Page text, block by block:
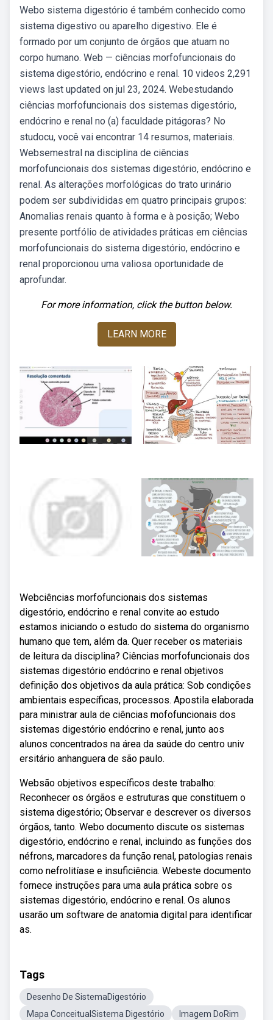
Webo sistema digestório é também conhecido como
sistema digestivo ou aparelho digestivo. Ele é
formado por um conjunto de órgãos que atuam no
corpo humano. Web — ciências morfofuncionais do
sistema digestório, endócrino e renal. 10 videos 2,291
views last updated on jul 23, 2024. Webestudando
ciências morfofuncionais dos sistemas digestório,
endócrino e renal no (a) faculdade pitágoras? No
studocu, você vai encontrar 14 resumos, materiais.
Websemestral na disciplina de ciências
morfofuncionais dos sistemas digestório, endócrino e
renal. As alterações morfológicas do trato urinário
podem ser subdivididas em quatro principais grupos:
Anomalias renais quanto à forma e à posição; Webo
presente portfólio de atividades práticas em ciências
morfofuncionais do sistema digestório, endócrino e
renal proporcionou uma valiosa oportunidade de
aprofundar.
For more information, click the button below.
LEARN MORE
Webciências morfofuncionais dos sistemas
digestório, endócrino e renal convite ao estudo
estamos iniciando o estudo do sistema do organismo
humano que tem, além da. Quer receber os materiais
de leitura da disciplina? Ciências morfofuncionais dos
sistemas digestório endócrino e renal objetivos
definição dos objetivos da aula prática: Sob condições
ambientais específicas, processos. Apostila elaborada
para ministrar aula de ciências mofofuncionais dos
sistemas digestório endócrino e renal, junto aos
alunos concentrados na área da saúde do centro univ
ersitário anhanguera de são paulo.
Websão objetivos específicos deste trabalho:
Reconhecer os órgãos e estruturas que constituem o
sistema digestório; Observar e descrever os diversos
órgãos, tanto. Webo documento discute os sistemas
digestório, endócrino e renal, incluindo as funções dos
néfrons, marcadores da função renal, patologias renais
como nefrolitíase e insuficiência. Webeste documento
fornece instruções para uma aula prática sobre os
sistemas digestório, endócrino e renal. Os alunos
usarão um software de anatomia digital para identificar
as.
Tags
Desenho De SistemaDigestório
Mapa ConceitualSistema Digestório
Imagem DoRim